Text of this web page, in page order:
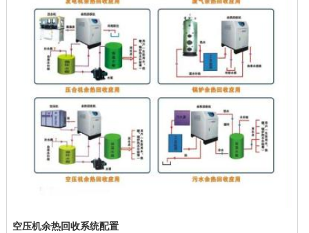
空压机余热回收系统配置